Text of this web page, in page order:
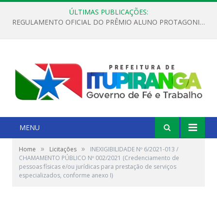
ÚLTIMAS PUBLICAÇÕES:
REGULAMENTO OFICIAL DO PRÊMIO ALUNO PROTAGONISTA – EDIÇÃO 2026
MENU
Home » Licitações »
INEXIGIBILIDADE Nº 6/2021-013 /
CHAMAMENTO PÚBLICO Nº 002/2021 (Credenciamento de
pessoas físicas e/ou jurídicas para prestação de serviços
especializados, conforme anexo I)